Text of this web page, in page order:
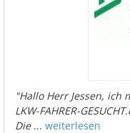
"Hallo Herr Jessen, ich
LKW-FAHRER-
Die... weiterlesen